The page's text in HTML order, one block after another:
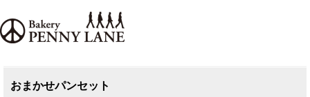
おまかせパンセット